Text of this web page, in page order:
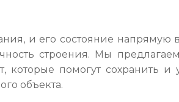
и его состояние напрямую
строения. Мы
которые помогут сохранить и
объекта.